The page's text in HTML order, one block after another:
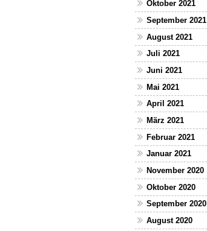
Oktober 2021
September 2021
August 2021
Juli 2021
Juni 2021
Mai 2021
April 2021
März 2021
Februar 2021
Januar 2021
November 2020
Oktober 2020
September 2020
August 2020